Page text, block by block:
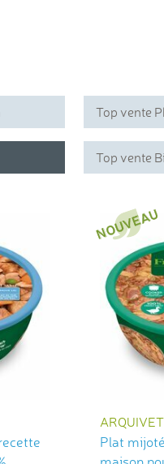
Top vente
Top vente
ARQUIVET
Plat